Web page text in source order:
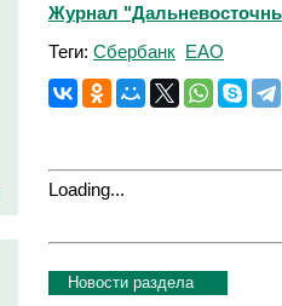
Журнал
Теги: Сбербанк ЕАО
Loading...
Новости раздела